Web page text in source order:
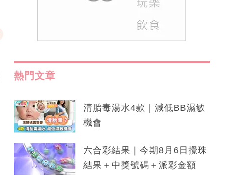
熱門文章
清胎毒湯水4款｜減低BB濕敏
機會
六合彩結果｜今期8月6日攪珠
結果＋中獎號碼＋派彩金額